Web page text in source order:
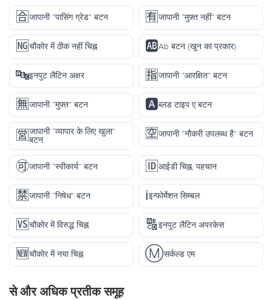
🈴जापानी “पासिंग ग्रेड” बटन 🈶जापानी “मुफ़्त नहीं” बटन
🆖चौकोर में ठीक नहीं चिह्न 🆎Ab बटन (खून का प्रकार)
🔤इनपुट लैटिन अक्षर 🈯जापानी “आरक्षित” बटन
🈚जापानी “मुफ़्त” बटन 🅰️ब्लड टाइप ए बटन
🈺जापानी “व्यापार के लिए खुला”
बटन
🈳जापानी “नौकरी उपलब्ध है” बटन
🉑जापानी “स्वीकार्य” बटन 🆔 आईडी चिह्न, पहचान
🈲जापानी “निषेध” बटन ℹ️इन्फोर्मेशन सिम्बल
🆚चौकोर में विरुद्ध चिह्न 🔠इनपुट लैटिन अपरकेस
🆕चौकोर में नया चिह्न Ⓜ️सर्कल्ड एम
से और अधिकप्रतीकसमूह